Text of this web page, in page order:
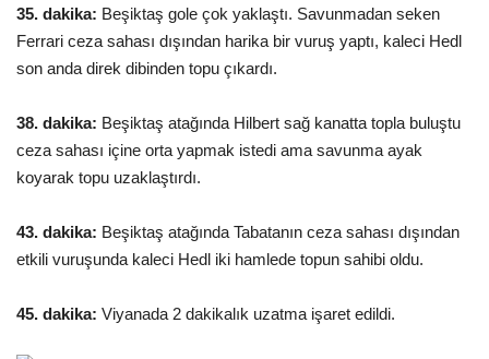
35. dakika: Beşiktaş gole çok yaklaştı. Savunmadan seken
Ferrari ceza sahası dışından harika bir vuruş yaptı, kaleci Hedl
son anda direk dibinden topu çıkardı.
38. dakika: Beşiktaş atağında Hilbert sağ kanatta topla buluştu
ceza sahası içine orta yapmak istedi ama savunma ayak
koyarak topu uzaklaştırdı.
43. dakika: Beşiktaş atağında Tabatanın ceza sahası dışından
etkili vuruşunda kaleci Hedl iki hamlede topun sahibi oldu.
45. dakika: Viyanada 2 dakikalık uzatma işaret edildi.